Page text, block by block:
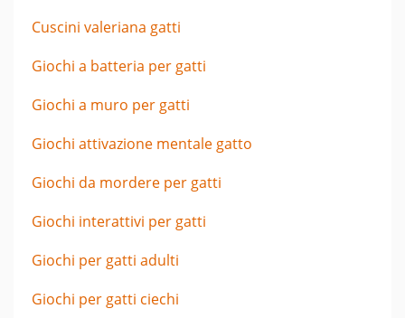
Cuscini valeriana gatti
Giochi a batteria per gatti
Giochi a muro per gatti
Giochi attivazione mentale gatto
Giochi da mordere per gatti
Giochi interattivi per gatti
Giochi per gatti adulti
Giochi per gatti ciechi